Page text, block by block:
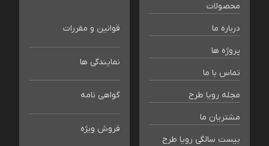
محصولات
درباره ما
پروژه ها
تماس با ما
مجله رویا طرح
مشتریان ما
بیست سالگی رویا طرح
قوانین و مقررات
نمایندگی ها
گواهی نامه
فروش ویژه